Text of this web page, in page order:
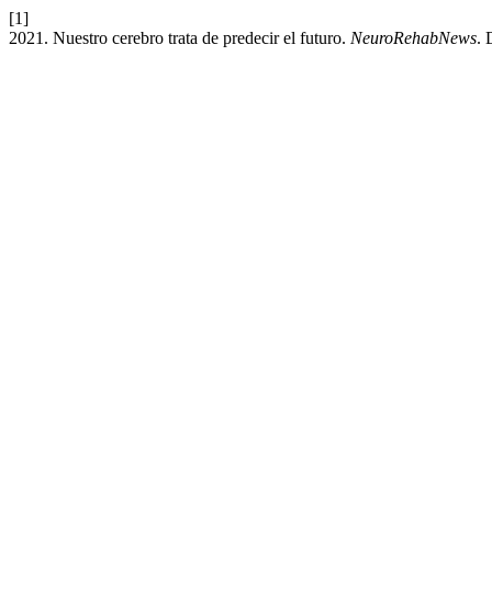
[1]
2021. Nuestro cerebro trata de predecir el futuro. NeuroRehabNews.